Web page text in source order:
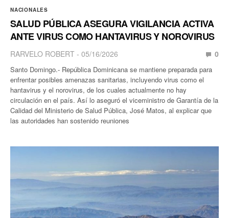
NACIONALES
SALUD PÚBLICA ASEGURA VIGILANCIA ACTIVA
ANTE VIRUS COMO HANTAVIRUS Y NOROVIRUS
RARVELO ROBERT 05/16/2026 0
Santo Domingo.- República Dominicana se mantiene preparada para
enfrentar posibles amenazas sanitarias, incluyendo virus como el
hantavirus y el norovirus, de los cuales actualmente no hay
circulación en el país. Así lo aseguró el viceministro de Garantía de la
Calidad del Ministerio de Salud Pública, José Matos, al explicar que
las autoridades han sostenido reuniones